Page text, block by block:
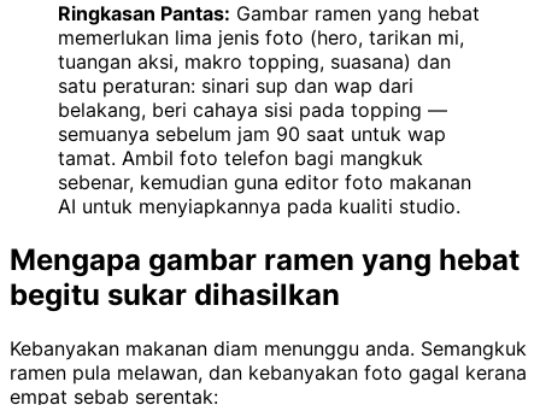
Ringkasan Pantas: Gambar ramen yang hebat
memerlukan lima jenis foto (hero, tarikan mi,
tuangan aksi, makro topping, suasana) dan
satu peraturan: sinari sup dan wap dari
belakang, beri cahaya sisi pada topping —
semuanya sebelum jam 90 saat untuk wap
tamat. Ambil foto telefon bagi mangkuk
sebenar, kemudian guna editor foto makanan
AI untuk menyiapkannya pada kualiti studio.
Mengapa gambar ramen yang hebat
begitu sukar dihasilkan
Kebanyakan makanan diam menunggu anda. Semangkuk
ramen pula melawan, dan kebanyakan foto gagal kerana
empat sebab serentak: